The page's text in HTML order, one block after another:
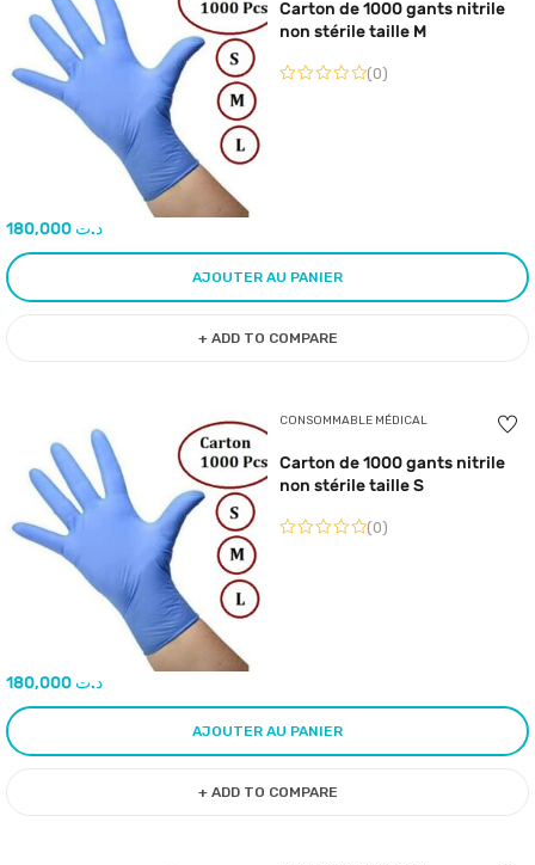
Carton de 1000 gants nitrile
non stérile taille M
(0)
د.ت
AJOUTER AU PANIER
+ ADD TO COMPARE
CONSOMMABLE MÉDICAL
Carton de 1000 gants nitrile
non stérile taille S
(0)
د.ت
AJOUTER AU PANIER
+ ADD TO COMPARE